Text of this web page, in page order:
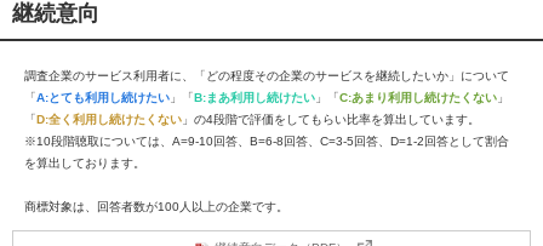
継続意向
調査企業のサービス利用者に、「どの程度その企業のサービスを継続したいか」について
「A:とても利用し続けたい 」「B:まあ利用し続けたい 」「C:あまり利用し続けたくない 」
「D:全く利用し続けたくない 」の4段階で評価をしてもらい比率を算出しています。
※10段階聴取については、A=9-10回答、B=6-8回答、C=3-5回答、D=1-2回答として割合
を算出しております。
商標対象は、回答者数が100人以上の企業です。